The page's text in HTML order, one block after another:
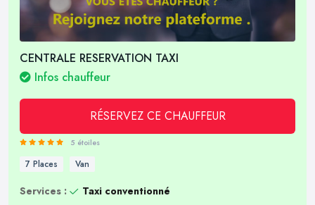
CENTRALE RESERVATION TAXI
Infos chauffeur
RÉSERVEZ CE CHAUFFEUR
5 étoiles
7 Places Van
Services :
Taxi conventionné